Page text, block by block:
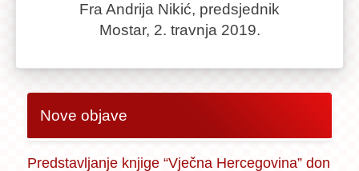
Fra Andrija Nikić, predsjednik
Mostar, 2. travnja 2019.
Nove objave
Predstavljanje knjige “Vječna Hercegovina” don